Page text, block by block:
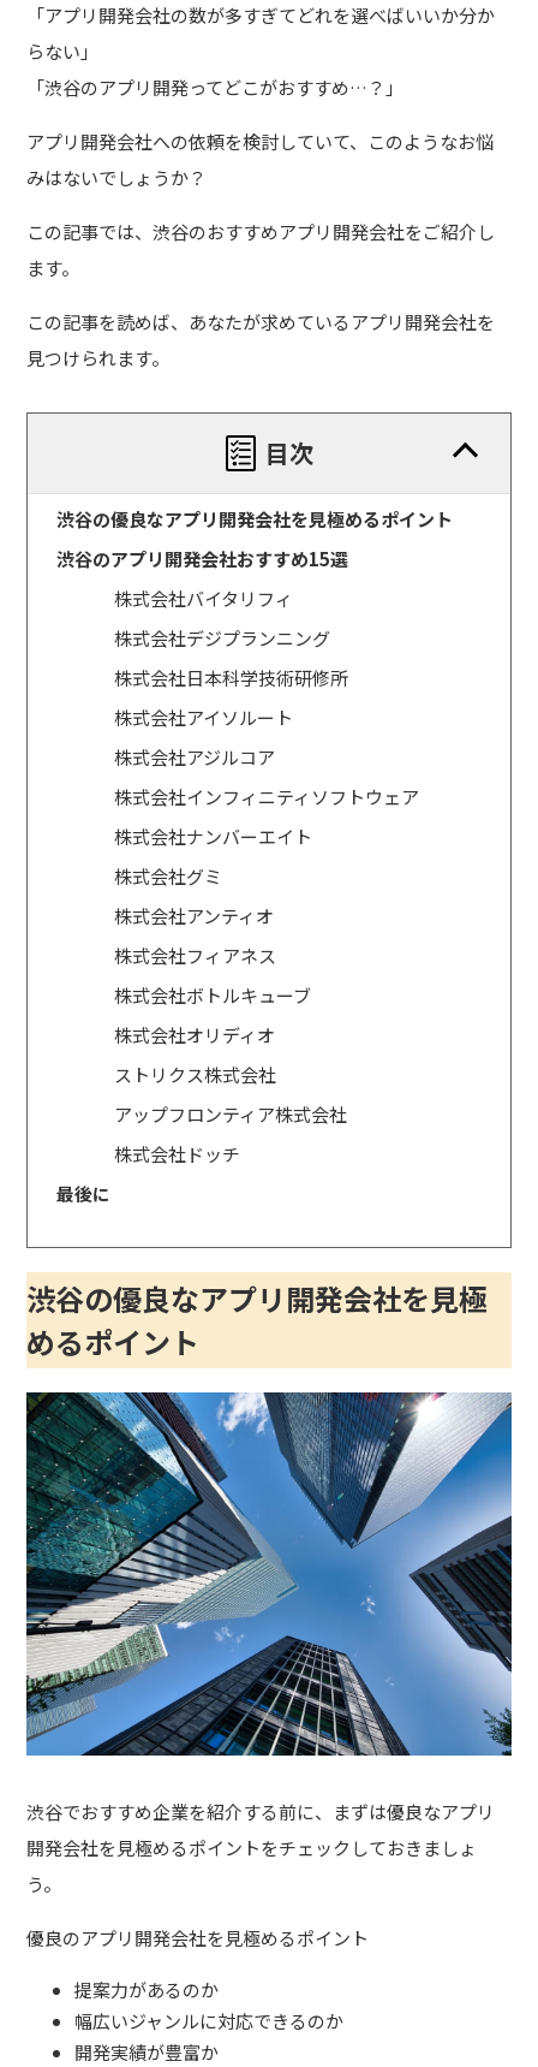
「アプリ開発会社の数が多すぎてどれを選べばいいか分か
らない」
「渋谷のアプリ開発ってどこがおすすめ…？」
アプリ開発会社への依頼を検討していて、このようなお悩
みはないでしょうか？
この記事では、渋谷のおすすめアプリ開発会社をご紹介し
ます。
この記事を読めば、あなたが求めているアプリ開発会社を
見つけられます。
目次
渋谷の優良なアプリ開発会社を見極めるポイント
渋谷のアプリ開発会社おすすめ15選
株式会社バイタリフィ
株式会社デジプランニング
株式会社日本科学技術研修所
株式会社アイソルート
株式会社アジルコア
株式会社インフィニティソフトウェア
株式会社ナンバーエイト
株式会社グミ
株式会社アンティオ
株式会社フィアネス
株式会社ボトルキューブ
株式会社オリディオ
ストリクス株式会社
アップフロンティア株式会社
株式会社ドッチ
最後に
渋谷の優良なアプリ開発会社を見極
めるポイント
渋谷でおすすめ企業を紹介する前に、まずは優良なアプリ
開発会社を見極めるポイントをチェックしておきましょ
う。
優良のアプリ開発会社を見極めるポイント
提案力があるのか
幅広いジャンルに対応できるのか
開発実績が豊富か